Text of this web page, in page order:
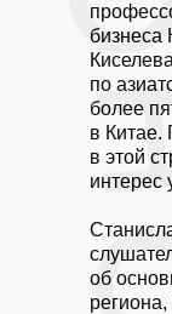
по
более
в Китае.
в этой
интерес
об